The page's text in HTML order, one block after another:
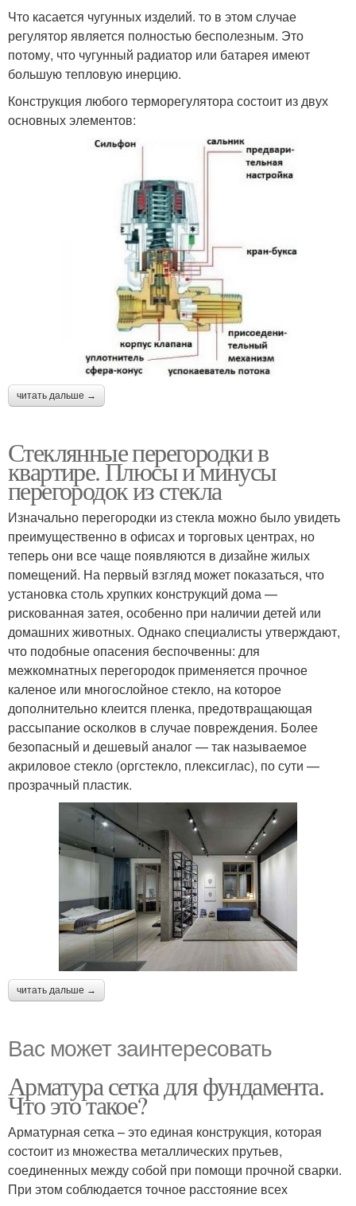
Что касается чугунных изделий. то в этом случае
регулятор является полностью бесполезным. Это
потому, что чугунный радиатор или батарея имеют
большую тепловую инерцию.
Конструкция любого терморегулятора состоит из двух
основных элементов:
читать дальше →
Стеклянные перегородки в
квартире. Плюсы и минусы
перегородок из стекла
Изначально перегородки из стекла можно было увидеть
преимущественно в офисах и торговых центрах, но
теперь они все чаще появляются в дизайне жилых
помещений. На первый взгляд может показаться, что
установка столь хрупких конструкций дома —
рискованная затея, особенно при наличии детей или
домашних животных. Однако специалисты утверждают,
что подобные опасения беспочвенны: для
межкомнатных перегородок применяется прочное
каленое или многослойное стекло, на которое
дополнительно клеится пленка, предотвращающая
рассыпание осколков в случае повреждения. Более
безопасный и дешевый аналог — так называемое
акриловое стекло (оргстекло, плексиглас), по сути —
прозрачный пластик.
читать дальше →
Вас может заинтересовать
Арматура сетка для фундамента.
Что это такое?
Арматурная сетка – это единая конструкция, которая
состоит из множества металлических прутьев,
соединенных между собой при помощи прочной сварки.
При этом соблюдается точное расстояние всех